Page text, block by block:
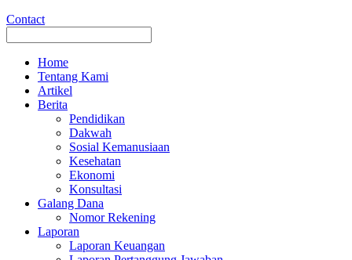
Contact
Home
Tentang Kami
Artikel
Berita
Pendidikan
Dakwah
Sosial Kemanusiaan
Kesehatan
Ekonomi
Konsultasi
Galang Dana
Nomor Rekening
Laporan
Laporan Keuangan